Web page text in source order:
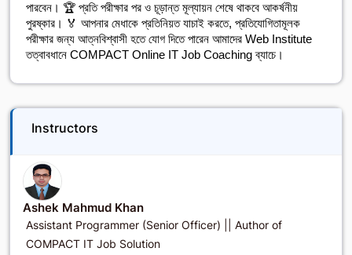
পারবেন। 🏆 প্রতি পরীক্ষার পর ও চূড়ান্ত মূল্যায়ন শেষে থাকবে আকর্ষনীয়
পুরষ্কার। 🏅 আপনার মেধাকে প্রতিনিয়ত যাচাই করতে, প্রতিযোগিতামূলক
পরীক্ষার জন্য আত্নবিশ্বাসী হতে যোগ দিতে পারেন আমাদের Web Institute
তত্বাবধানে COMPACT Online IT Job Coaching ব্যাচে।
Instructors
Ashek Mahmud Khan
Assistant Programmer (Senior Officer) || Author of
COMPACT IT Job Solution